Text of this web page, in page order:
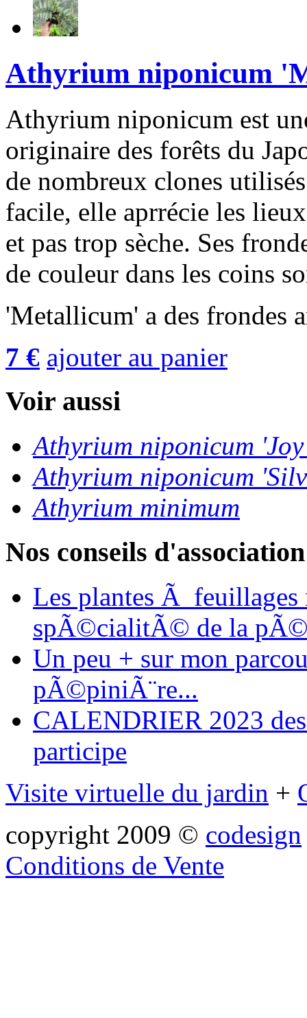
Athyrium niponicum
Athyrium niponicum est
originaire des forêts du
de nombreux clones
facile, elle aprrécie les
et pas trop sèche. Ses
de couleur dans les coins
'Metallicum' a des frondes
7 € ajouter au panier
Voir aussi
Athyrium niponicum
Athyrium niponicum
Athyrium minimum
Nos conseils d'association
Les plantes Ã feuillages
spÃ©cialitÃ© de la
Un peu + sur mon
pÃ©piniÃ¨re...
CALENDRIER 2023
participe
Visite virtuelle du jardin +
copyright 2009 © codesign
Conditions de Vente